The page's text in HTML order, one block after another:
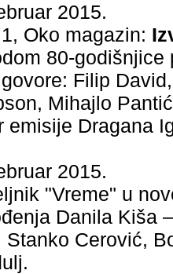
2015.
Oko magazin:
80-
Filip
Mihajlo
emisije Dragana
2015.
"Vreme" u
Danila Kiša
Stanko Cerović,